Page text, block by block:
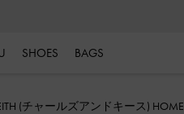
SHOES BAGS
(チャールズアンドキース) HOME